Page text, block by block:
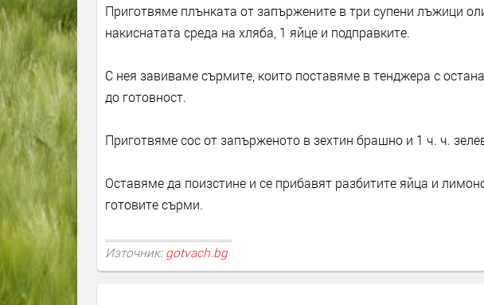
Приготвяме плънката от запържените в три супени лъжици
накиснатата среда на хляба, 1 яйце и подправките.
С нея завиваме сърмите, които поставяме в тенджера с
до готовност.
Приготвяме сос от запърженото в зехтин брашно и 1 ч. ч.
Оставяме да поизстине и се прибавят разбитите яйца и
готовите сърми.
Източник: gotvach.bg